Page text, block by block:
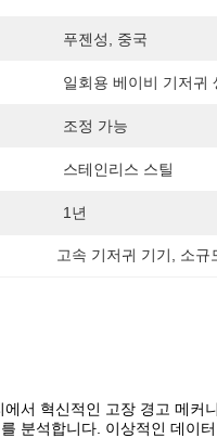
푸젠성, 중국
일회용 베이비 기저귀
조정 가능
스테인리스 스틸
1년
고속 기저귀 기기 소규
서 혁신적인 고장 경고 메커
분석합니다. 이상적인 데이